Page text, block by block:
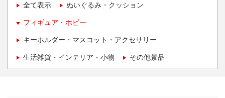
全て表示 ぬいぐるみ・クッション
フィギュア・ホビー
キーホルダー・マスコット・アクセサリー
生活雑貨・インテリア・小物 その他景品